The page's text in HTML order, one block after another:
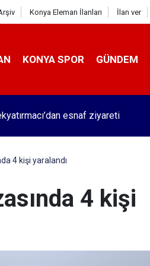
Konya Eleman İlanları İlan ver
KONYA SPOR GÜNDEM
esnaf ziyareti
4 kişi yaralandı
4 kişi